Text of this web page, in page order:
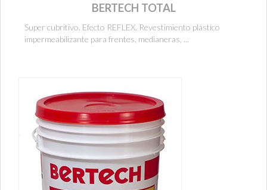
BERTECH TOTAL
Super cubritivo. Efecto REFLEX. Revestimiento plástico
impermeabilizante para frentes, medianeras, ...